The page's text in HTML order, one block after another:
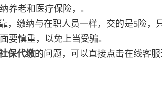
养老和医疗保险，。
，缴纳与在职人员一样，交的是5险，
要慎重，以免上当受骗。
保代缴的问题，可以直接点击在线客